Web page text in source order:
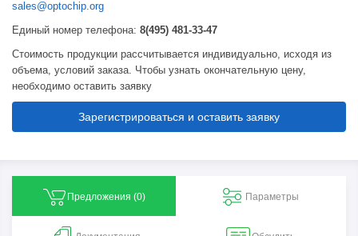
sales@optochip.org
Единый номер телефона: 8(495) 481-33-47
Стоимость продукции рассчитывается индивидуально, исходя из
объема, условий заказа. Чтобы узнать окончательную цену,
необходимо оставить заявку
Зарегистрироваться и оставить заявку
Предложения (0) Параметры